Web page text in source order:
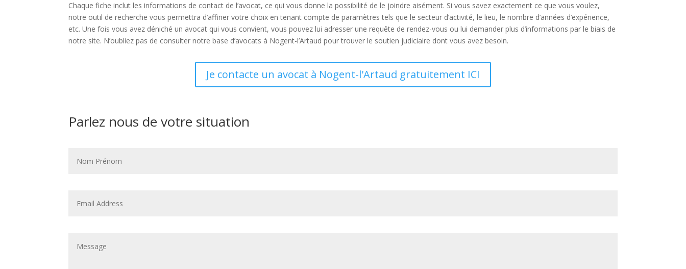
Chaque fiche inclut les informations de contact de l’avocat, ce qui vous donne la possibilité de le joindre aisément. Si vous savez exactement ce que vous voulez,
notre outil de recherche vous permettra d’affiner votre choix en tenant compte de paramètres tels que le secteur d’activité, le lieu, le nombre d’années d’expérience,
etc. Une fois vous avez déniché un avocat qui vous convient, vous pouvez lui adresser une requête de rendez-vous ou lui demander plus d’informations par le biais de
notre site. N’oubliez pas de consulter notre base d’avocats à Nogent-l’Artaud pour trouver le soutien judiciaire dont vous avez besoin.
Je contacte un avocat à Nogent-l'Artaud gratuitement ICI
Parlez nous de votre situation